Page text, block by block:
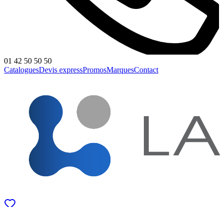
01 42 50 50 50
CataloguesDevis expressPromosMarquesContact